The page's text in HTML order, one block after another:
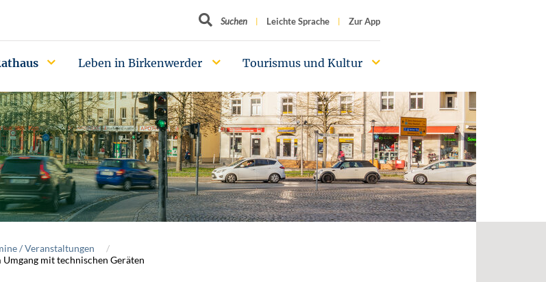
Suchbegriff
Suchen Leichte Sprache Zur App
Leben in Birkenwerder Tourismus und Kultur
/ Veranstaltungen
mit technischen Geräten